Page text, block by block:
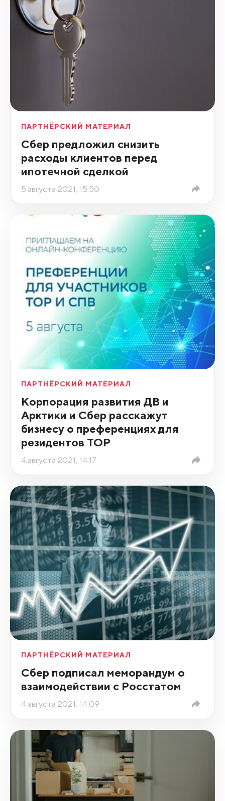
ПАРТНЁРСКИЙ МАТЕРИАЛ
Сбер предложил снизить
расходы клиентов перед
ипотечной сделкой
5 августа 2021, 15:50
ПАРТНЁРСКИЙ МАТЕРИАЛ
Корпорация развития ДВ и
Арктики и Сбер расскажут
бизнесу о преференциях для
резидентов ТОР
4 августа 2021, 14:17
ПАРТНЁРСКИЙ МАТЕРИАЛ
Сбер подписал меморандум о
взаимодействии с Росстатом
4 августа 2021, 14:09